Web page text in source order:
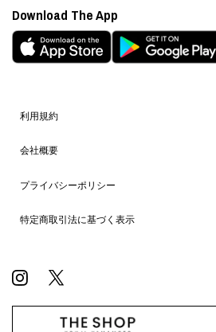
利用規約
会社概要
プライバシーポリシー
特定商取引法に基づく表示
Download The App